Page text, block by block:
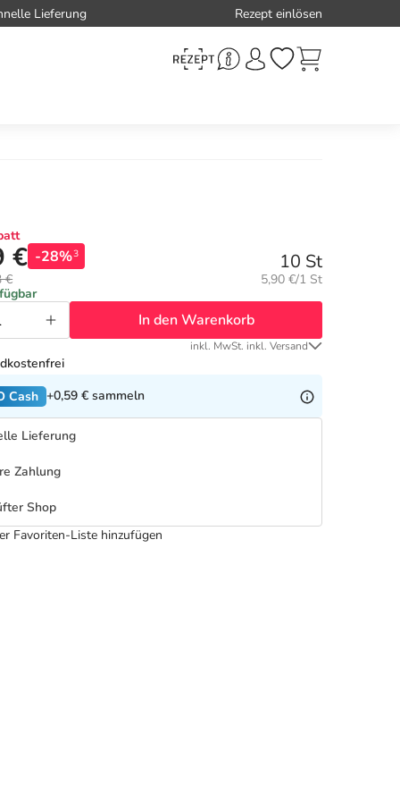
Lieferung Rezept einlösen
€ -28%3
€
10 St
Grundpreis:
5,90 €/1 St
In den Warenkorb
inkl. MwSt. inkl. Versand
Cash +0,59 € sammeln
Lieferung
Zahlung
Shop
Favoriten-Liste hinzufügen